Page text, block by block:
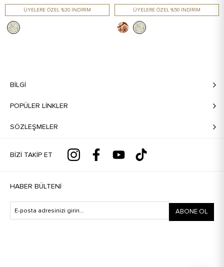
ÜYELERE ÖZEL %30 İNDİRİM ÜYELERE ÖZEL %50 İNDİRİM
BILGI
POPÜLER LİNKLER
SÖZLEŞMELER
BIZI TAKIP ET
HABER BÜLTENI
ABONE OL